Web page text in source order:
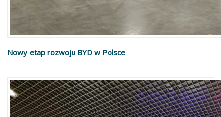
Nowy etap rozwoju BYD w Polsce